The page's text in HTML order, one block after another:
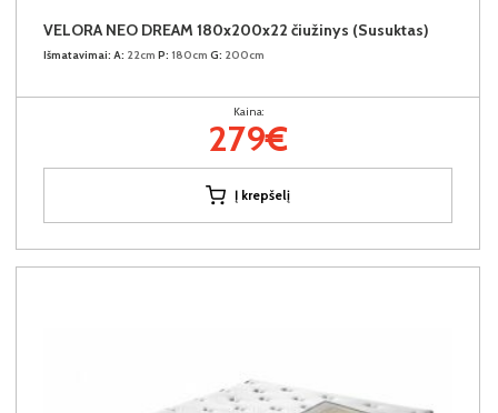
VELORA NEO DREAM 180x200x22 čiužinys (Susuktas)
Išmatavimai: A: 22cm P: 180cm G: 200cm
Kaina:
279€
Į krepšelį